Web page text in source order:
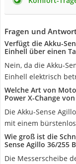
Fragen und
Verfügt die Akku-
Einhell über einen
Nein, da die Akku-
Einhell elektrisch
Welche Art von
Power X-Change
Die Akku-Sense
mit einem
Wie groß ist die
Sense Agillo 36/255
Die Messerscheibe